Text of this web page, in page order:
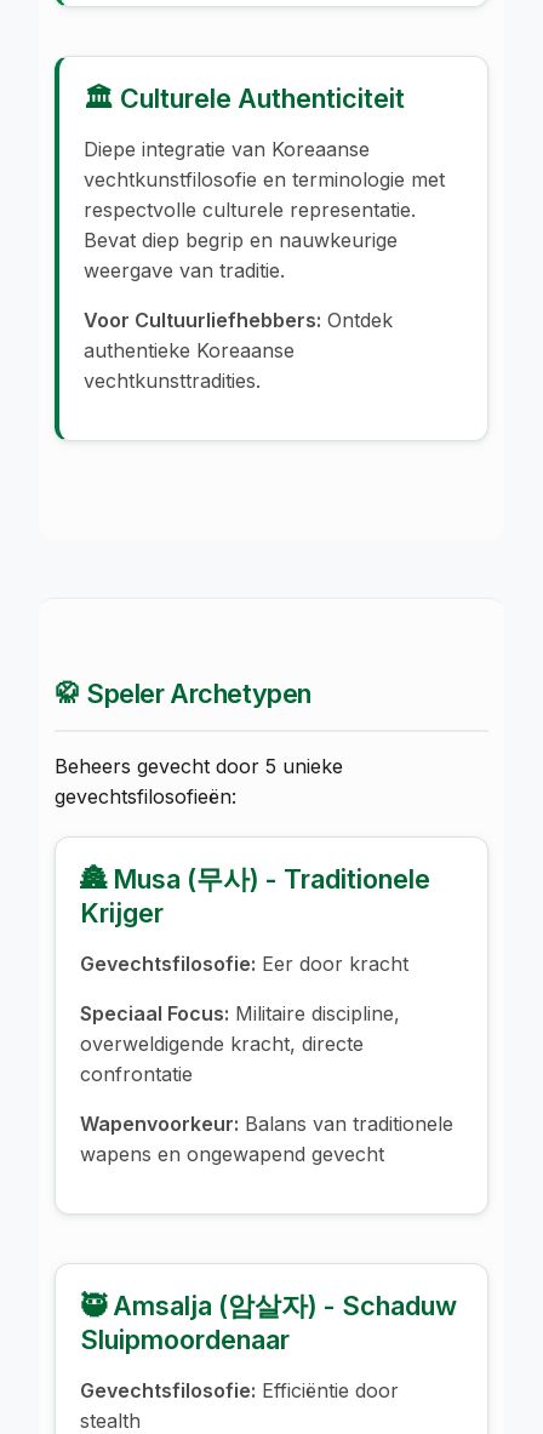
🏛️ Culturele Authenticiteit
Diepe integratie van Koreaanse
vechtkunstfilosofie en terminologie met
respectvolle culturele representatie.
Bevat diep begrip en nauwkeurige
weergave van traditie.
Voor Cultuurliefhebbers: Ontdek
authentieke Koreaanse
vechtkunsttradities.
🥋 Speler Archetypen
Beheers gevecht door 5 unieke
gevechtsfilosofieën:
🏯 Musa (무사) - Traditionele
Krijger
Gevechtsfilosofie: Eer door kracht
Speciaal Focus: Militaire discipline,
overweldigende kracht, directe
confrontatie
Wapenvoorkeur: Balans van traditionele
wapens en ongewapend gevecht
🥷 Amsalja (암살자) - Schaduw
Sluipmoordenaar
Gevechtsfilosofie: Efficiëntie door
stealth